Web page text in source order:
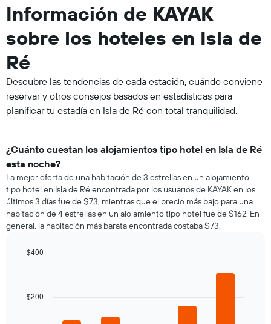
Información de KAYAK
sobre los hoteles en Isla de
Ré
Descubre las tendencias de cada estación, cuándo conviene
reservar y otros consejos basados en estadísticas para
planificar tu estadía en Isla de Ré con total tranquilidad.
¿Cuánto cuestan los alojamientos tipo hotel en Isla de Ré
esta noche?
La mejor oferta de una habitación de 3 estrellas en un alojamiento
tipo hotel en Isla de Ré encontrada por los usuarios de KAYAK en los
últimos 3 días fue de $73, mientras que el precio más bajo para una
habitación de 4 estrellas en un alojamiento tipo hotel fue de $162. En
general, la habitación más barata encontrada costaba $73.
bars.
$200
$400